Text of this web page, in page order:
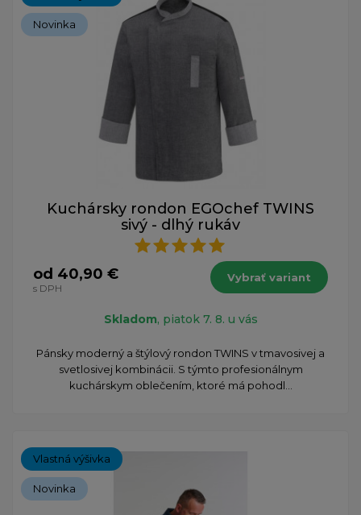
Novinka
Kuchársky rondon EGOchef TWINS
sivý - dlhý rukáv
od 40,90 €
s DPH
Vybrať variant
Skladom, piatok 7. 8. u vás
Pánsky moderný a štýlový rondon TWINS v tmavosivej a
svetlosivej kombinácii. S týmto profesionálnym
kuchárskym oblečením, ktoré má pohodl...
Vlastná výšivka
Novinka